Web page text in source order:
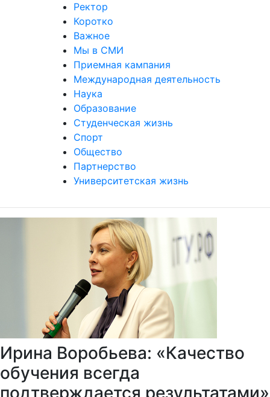
Ректор
Коротко
Важное
Мы в СМИ
Приемная кампания
Международная деятельность
Наука
Образование
Студенческая жизнь
Спорт
Общество
Партнерство
Университетская жизнь
Ирина Воробьева: «Качество
обучения всегда
подтверждается результатами»